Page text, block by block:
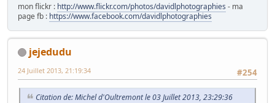
mon flickr : http://www.flickr.com/photos/davidlphotographies - ma
page fb : https://www.facebook.com/davidlphotographies
jejedudu
#254
24 Juillet 2013, 21:19:34
Citation de: Michel d'Oultremont le 03 Juillet 2013, 23:29:36